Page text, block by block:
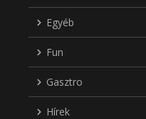
Egyéb
Fun
Gasztro
Hírek